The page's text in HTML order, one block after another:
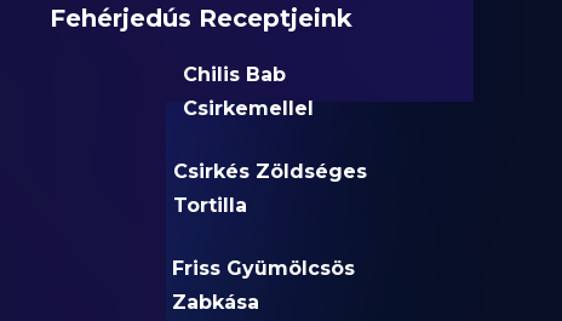
Fehérjedús Receptjeink
Chilis Bab
Csirkemellel
Csirkés Zöldséges
Tortilla
Friss Gyümölcsös
Zabkása